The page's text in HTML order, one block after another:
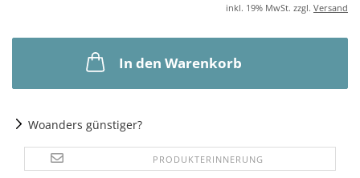
inkl. 19% MwSt. zzgl. Versand
In den Warenkorb
Woanders günstiger?
PRODUKTERINNERUNG